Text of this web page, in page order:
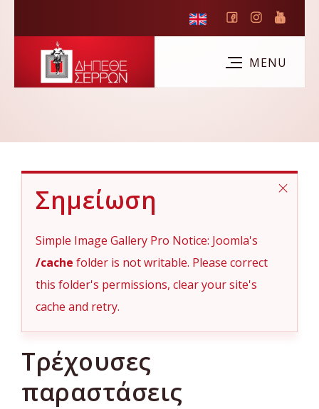
Σημείωση
Simple Image Gallery Pro Notice: Joomla's
/cache folder is not writable. Please correct
this folder's permissions, clear your site's
cache and retry.
Τρέχουσες
παραστάσεις